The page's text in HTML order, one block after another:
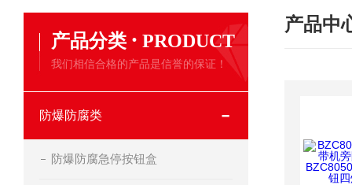
产品分类 · PRODUCT
我们相信合格的产品是信誉的保证！
防爆防腐类
防爆防腐急停按钮盒
产品中